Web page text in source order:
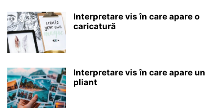
Interpretare vis în care apare o
caricatură
Interpretare vis în care apare un
pliant